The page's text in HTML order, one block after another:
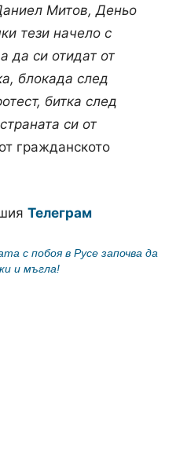
Митов, Деньо
тези начело с
да си отидат от
блокада след
битка след
си от
гражданското
Телеграм
с побоя в Русе започва да
и мъгла!